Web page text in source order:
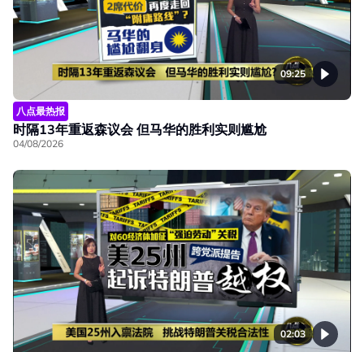
09:25
八点最热报
时隔13年重返森议会 但马华的胜利实则尴尬
04/08/2026
02:03